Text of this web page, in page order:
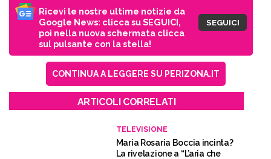
Ricevi le nostre ultime notizie da
Google News: clicca su SEGUICI,
poi nella nuova schermata clicca
sul pulsante con la stella!
SEGUICI
CONTINUA A LEGGERE SU PERIZONA.IT
ARTICOLI CORRELATI
TELEVISIONE
Maria Rosaria Boccia incinta?
La rivelazione a “L’aria che